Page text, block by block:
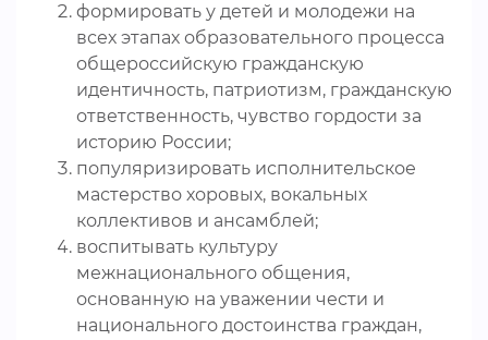
формировать у детей и молодежи на
всех этапах образовательного процесса
общероссийскую гражданскую
идентичность, патриотизм, гражданскую
ответственность, чувство гордости за
историю России;
популяризировать исполнительское
мастерство хоровых, вокальных
коллективов и ансамблей;
воспитывать культуру
межнационального общения,
основанную на уважении чести и
национального достоинства граждан,